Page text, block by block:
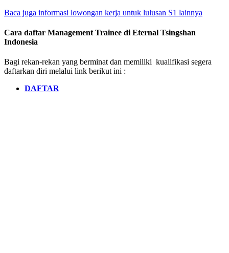
Baca juga informasi lowongan kerja untuk lulusan S1 lainnya
Cara daftar Management Trainee di Eternal Tsingshan
Indonesia
Bagi rekan-rekan yang berminat dan memiliki kualifikasi segera
daftarkan diri melalui link berikut ini :
DAFTAR